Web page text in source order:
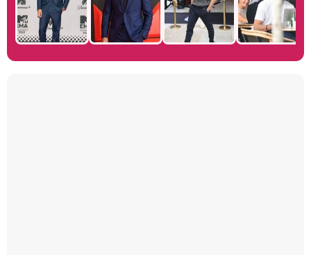
Manu Baqueiro: "Tuve como referente a Bruce Willis en 'Luz de Luna' para mi trabajo en la serie 'Perdiendo el juicio'"